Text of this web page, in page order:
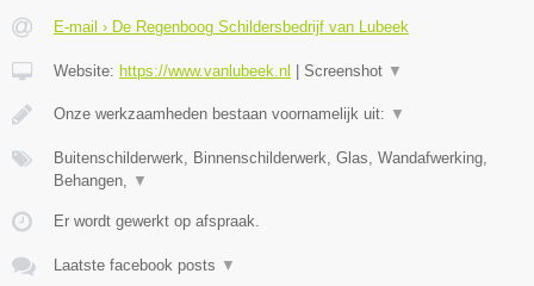
E-mail › De Regenboog Schildersbedrijf van Lubeek
Website: https://www.vanlubeek.nl Screenshot ▼
Onze werkzaamheden bestaan voornamelijk uit: ▼
Buitenschilderwerk, Binnenschilderwerk, Glas, Wandafwerking,
Behangen, ▼
Er wordt gewerkt op afspraak.
Laatste facebook posts ▼